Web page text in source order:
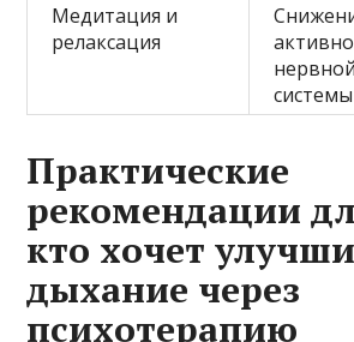
Медитация и
релаксация
нервной
системы
Практические
рекомендации
кто хочет
дыхание через
психотерапию